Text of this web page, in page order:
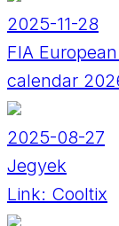
2025-11-28
FIA
calendar
2025-08-27
Jegyek
Link: Cooltix